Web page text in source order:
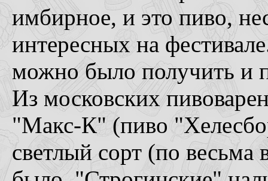
имбирное, и это пиво,
интересных на
можно было получить и
Из московских
"Макс-К" (пиво
светлый сорт (по весьма